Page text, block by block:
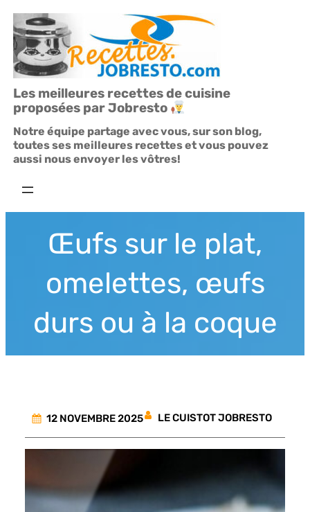
Aller
au
contenu
Les meilleures recettes de cuisine
proposées par Jobresto
Notre équipe partage avec vous, sur son blog,
toutes ses meilleures recettes et vous pouvez
aussi nous envoyer les vôtres!
Œufs sur le plat,
omelettes, œufs
durs ou à la coque
12 NOVEMBRE 2025 LE CUISTOT JOBRESTO